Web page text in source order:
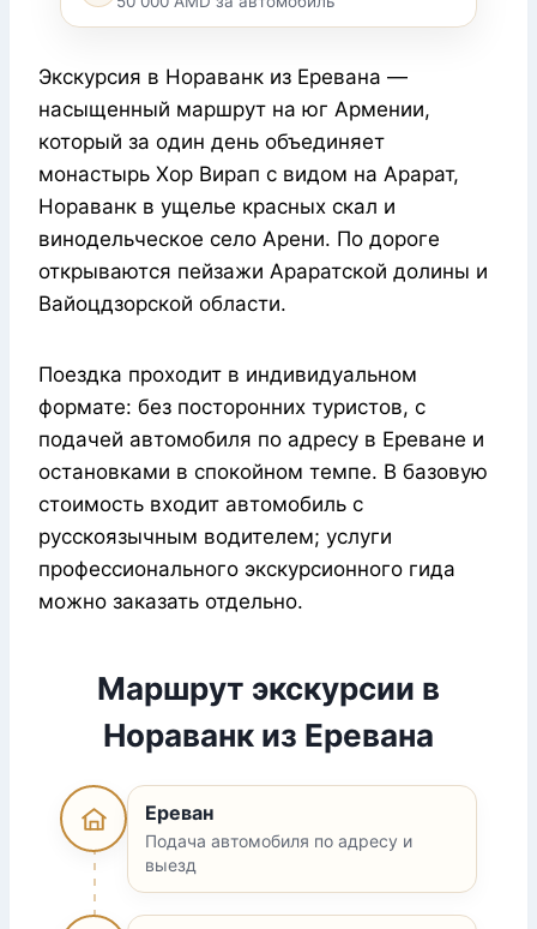
Экскурсия в Нораванк из Еревана —
насыщенный маршрут на юг Армении,
который за один день объединяет
монастырь Хор Вирап с видом на Арарат,
Нораванк в ущелье красных скал и
винодельческое село Арени. По дороге
открываются пейзажи Араратской долины и
Вайоцдзорской области.
Поездка проходит в индивидуальном
формате: без посторонних туристов, с
подачей автомобиля по адресу в Ереване и
остановками в спокойном темпе. В базовую
стоимость входит автомобиль с
русскоязычным водителем; услуги
профессионального экскурсионного гида
можно заказать отдельно.
Маршрут экскурсии в
Нораванк из Еревана
Ереван
Подача автомобиля по адресу и
выезд